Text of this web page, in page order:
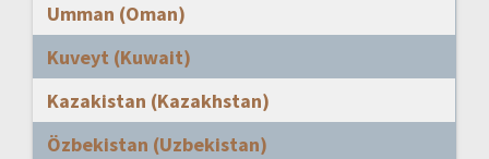
Umman (Oman)
Kuveyt (Kuwait)
Kazakistan (Kazakhstan)
Özbekistan (Uzbekistan)